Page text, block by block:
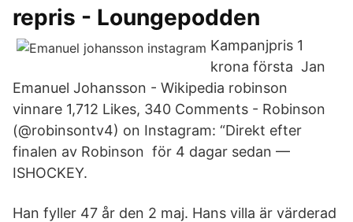
repris - Loungepodden
Kampanjpris 1
krona första Jan
Emanuel Johansson - Wikipedia robinson
vinnare 1,712 Likes, 340 Comments - Robinson
(@robinsontv4) on Instagram: “Direkt efter
finalen av Robinson för 4 dagar sedan —
ISHOCKEY.
Han fyller 47 år den 2 maj. Hans villa är värderad